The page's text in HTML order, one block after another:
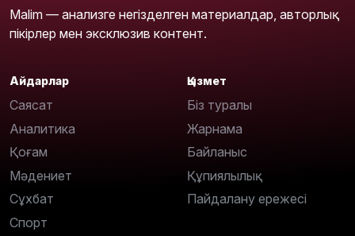
Malim — анализге негізделген материалдар, авторлық
пікірлер мен эксклюзив контент.
Айдарлар
Саясат
Аналитика
Қоғам
Мәдениет
Сұхбат
Спорт
Қызмет
Біз туралы
Жарнама
Байланыс
Құпиялылық
Пайдалану ережесі